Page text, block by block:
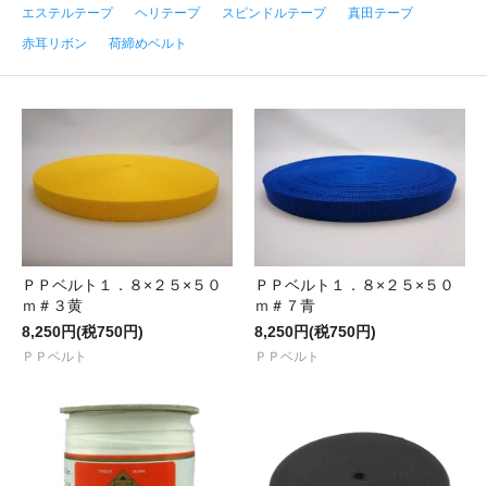
エステルテープ
ヘリテープ スピンドルテープ
真田テープ
赤耳リボン
荷締めベルト
ＰＰベルト１．８×２５×５０
ｍ＃３黄
8,250円(税750円)
ＰＰベルト
ＰＰベルト１．８×２５×５０
ｍ＃７青
8,250円(税750円)
ＰＰベルト